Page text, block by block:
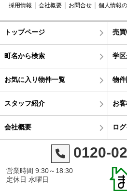
採用情報
会社概要 お問合せ 個人情報
トップページ 売
町名から検索 学
お気に入り物件一覧 物
スタッフ紹介 お
会社概要 ロ
0120-
営業時間 9:30～18:30
定休日 水曜日